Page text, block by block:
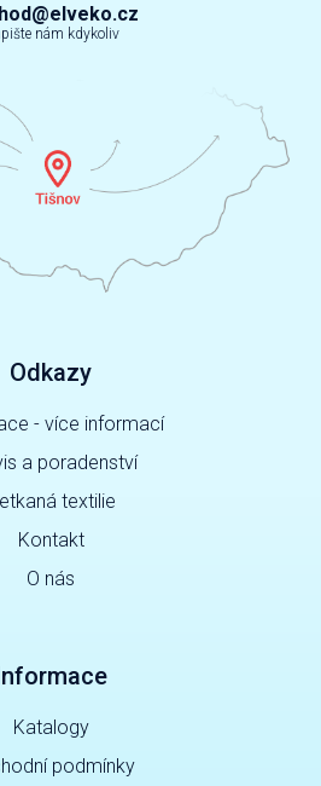
nám kdykoliv
Odkazy
- více informací
a poradenství
textilie
Kontakt
O nás
Katalogy
podmínky